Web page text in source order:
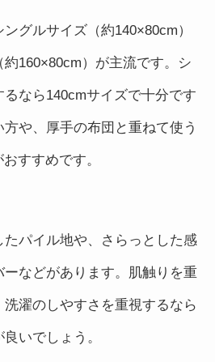
グルサイズ（約140×80cm）
160×80cm）が主流です。シ
なら140cmサイズで十分です
や、厚手の布団と重ねて使う
すすめです。
パイル地や、さらっとした感
などがあります。肌触りを重
濯のしやすさを重視するなら
いでしょう。